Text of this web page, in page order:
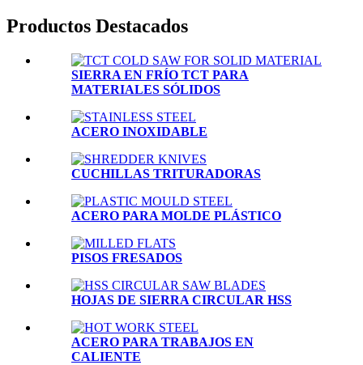
Productos Destacados
SIERRA EN FRÍO TCT PARA
MATERIALES SÓLIDOS
ACERO INOXIDABLE
CUCHILLAS TRITURADORAS
ACERO PARA MOLDE PLÁSTICO
PISOS FRESADOS
HOJAS DE SIERRA CIRCULAR HSS
ACERO PARA TRABAJOS EN
CALIENTE